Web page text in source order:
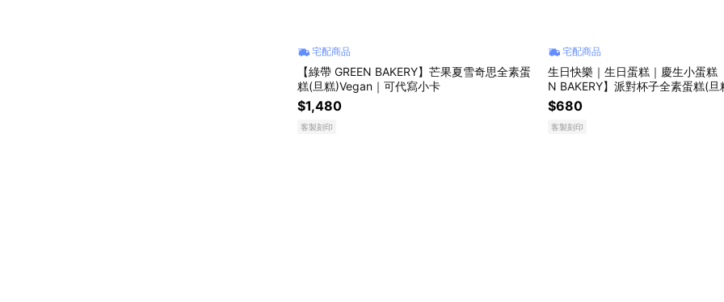
宅配商品
【綠帶 GREEN BAKERY】芒果夏雪奇思全素蛋
糕(旦糕)Vegan｜可代寫小卡
$1,480
客製刻印
宅配商品
生日快樂｜生日蛋糕｜慶生小蛋糕
N BAKERY】派對杯子全素蛋糕(旦
可代寫小卡
$680
客製刻印